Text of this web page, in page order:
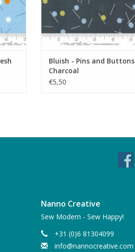
Bluish - Pins and Buttons
Charcoal
€5,50
Nanno Creative
Sew Modern - Sew Happy!
+31 (0)6 81304099
info@nannocreative.com